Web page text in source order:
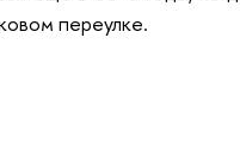
переулке.